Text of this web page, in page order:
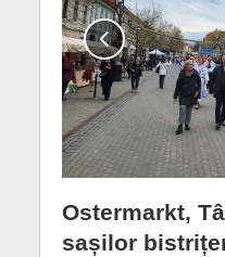
Ostermarkt,
sașilor